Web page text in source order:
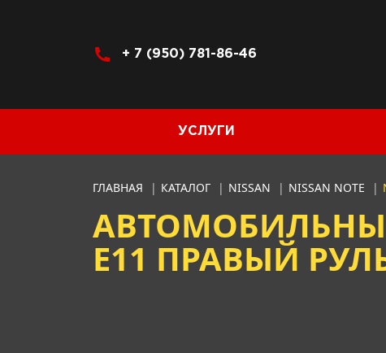
+ 7 (950) 781-86-46
УСЛУГИ
ГЛАВНАЯ | КАТАЛОГ | NISSAN | NISSAN NOTE |
АВТОМОБИЛЬНЫЕ
E11 ПРАВЫЙ